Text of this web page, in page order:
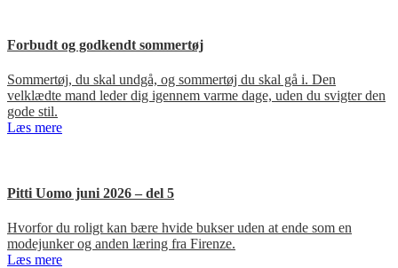
Forbudt og godkendt sommertøj
Sommertøj, du skal undgå, og sommertøj du skal gå i. Den
velklædte mand leder dig igennem varme dage, uden du svigter den
gode stil.
Læs mere
Pitti Uomo juni 2026 – del 5
Hvorfor du roligt kan bære hvide bukser uden at ende som en
modejunker og anden læring fra Firenze.
Læs mere